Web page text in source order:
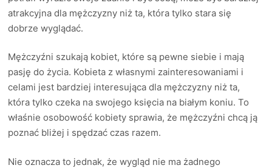
atrakcyjna dla mężczyzny niż ta, która tylko stara się
dobrze wyglądać.
Mężczyźni szukają kobiet, które są pewne siebie i mają
pasję do życia. Kobieta z własnymi zainteresowaniami i
celami jest bardziej interesująca dla mężczyzny niż ta,
która tylko czeka na swojego księcia na białym koniu. To
właśnie osobowość kobiety sprawia, że mężczyźni chcą ją
poznać bliżej i spędzać czas razem.
Nie oznacza to jednak, że wygląd nie ma żadnego